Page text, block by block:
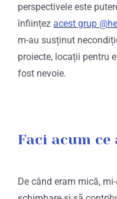
perspectivele este
înființez acest grup
m-au susținut
proiecte, locații pentru
fost nevoie.
Faci acum
De când eram mică,